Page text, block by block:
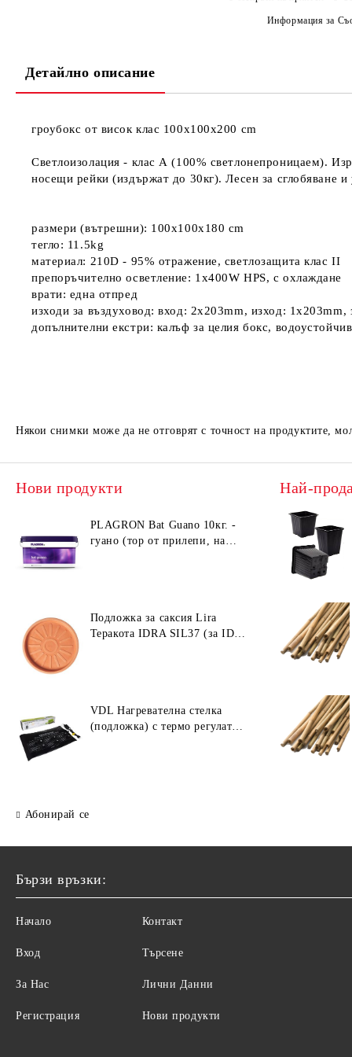
Информация за
Детайлно описание
гроубокс от висок клас 100x100x200 cm
Светлоизолация - клас А (100% светлонепроницаем).
носещи рейки (издържат до 30кг). Лесен за сглобяване и
размери (вътрешни): 100x100x180 cm
тегло: 11.5kg
материал: 210D - 95% отражение, светлозащита клас II
препоръчително осветление: 1x400W HPS, с охлаждане
врати: една отпред
изходи за въздуховод: вход: 2x203mm, изход:
допълнителни екстри: калъф за целия бокс,
Някои снимки може да не отговрят с точност на продуктите,
Нови продукти
PLAGRON Bat Guano 10кг. -
гуано (тор от прилепи, на
Подложка за саксия Lira
Теракота IDRA SIL37 (за ID40
VDL Нагревателна стелка
(подложка) с термо регулатор
Абонирай се
Най-
Бързи връзки:
Начало
Вход
За Нас
Регистрация
Контакт
Търсене
Лични Данни
Нови продукти